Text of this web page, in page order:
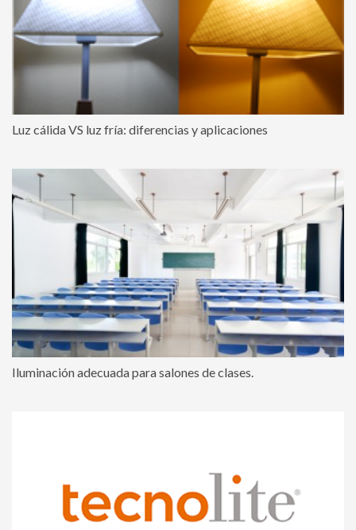
Luz cálida VS luz fría: diferencias y aplicaciones
Iluminación adecuada para salones de clases.